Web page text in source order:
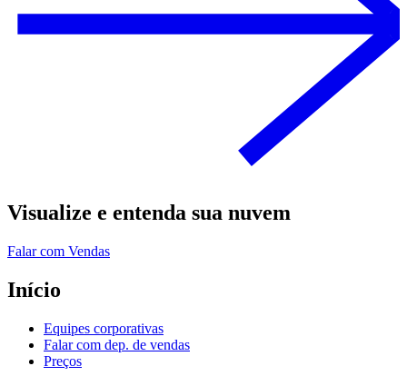
Visualize e entenda sua nuvem
Falar com Vendas
Início
Equipes corporativas
Falar com dep. de vendas
Preços